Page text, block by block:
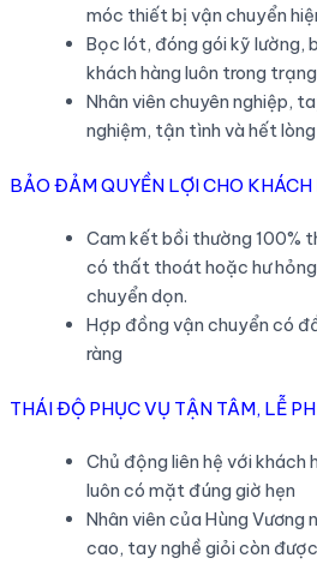
móc thiết bị vận chuyển
Bọc lót, đóng gói kỹ lường,
khách hàng luôn trong
Nhân viên chuyên nghiệp,
nghiệm, tận tình và hết
BẢO ĐẢM QUYỀN LỢI CHO KHÁCH
Cam kết bồi thường 100%
có thất thoát hoặc hư
chuyển dọn.
Hợp đồng vận chuyển có
ràng
THÁI ĐỘ PHỤC VỤ TẬN TÂM, LỄ
Chủ động liên hệ với khách
luôn có mặt đúng giờ hẹn
Nhân viên của Hùng Vương
cao, tay nghề giỏi còn